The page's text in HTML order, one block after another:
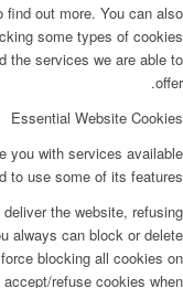
find out more. You can also
some types of cookies
the services we are able to
offer.
Essential Website Cookies
you with services available
to use some of its features.
the website, refusing
always can block or delete
blocking all cookies on
refuse cookies when